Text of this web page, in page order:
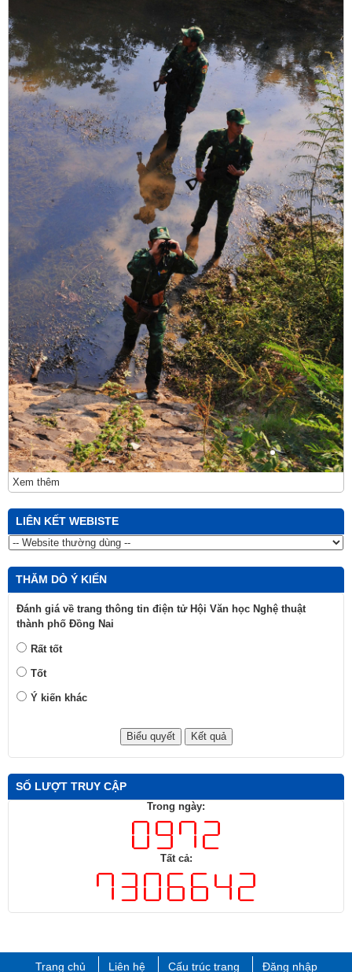
Xem thêm
LIÊN KẾT WEBISTE
THĂM DÒ Ý KIẾN
Đánh giá về trang thông tin điện tử Hội Văn học Nghệ thuật
thành phố Đồng Nai
Rất tốt
Tốt
Ý kiến khác
SỐ LƯỢT TRUY CẬP
Trong ngày:
Tất cả:
Trang chủ Liên hệ Cấu trúc trang Đăng nhập